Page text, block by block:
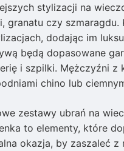
stylizacji na
granatu czy
dodając im
będą dopasowane
i szpilki. Mężczyźni z
chino lub
zestawy ubrań na
to elementy, które
okazja, by zaszaleć